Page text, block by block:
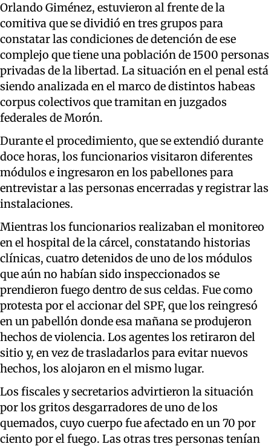
Orlando Giménez, estuvieron al frente de la
comitiva que se dividió en tres grupos para
constatar las condiciones de detención de ese
complejo que tiene una población de 1500 personas
privadas de la libertad. La situación en el penal está
siendo analizada en el marco de distintos habeas
corpus colectivos que tramitan en juzgados
federales de Morón.
Durante el procedimiento, que se extendió durante
doce horas, los funcionarios visitaron diferentes
módulos e ingresaron en los pabellones para
entrevistar a las personas encerradas y registrar las
instalaciones.
Mientras los funcionarios realizaban el monitoreo
en el hospital de la cárcel, constatando historias
clínicas, cuatro detenidos de uno de los módulos
que aún no habían sido inspeccionados se
prendieron fuego dentro de sus celdas. Fue como
protesta por el accionar del SPF, que los reingresó
en un pabellón donde esa mañana se produjeron
hechos de violencia. Los agentes los retiraron del
sitio y, en vez de trasladarlos para evitar nuevos
hechos, los alojaron en el mismo lugar.
Los fiscales y secretarios advirtieron la situación
por los gritos desgarradores de uno de los
quemados, cuyo cuerpo fue afectado en un 70 por
ciento por el fuego. Las otras tres personas tenían